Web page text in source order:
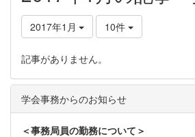
2017年1月 10件
記事がありません。
学会事務からのお知らせ
＜事務局員の勤務について＞